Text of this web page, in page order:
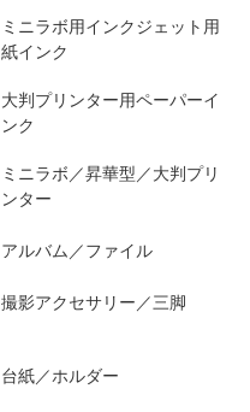
ミニラボ用インクジェット用
紙インク
大判プリンター用ペーパーイ
ンク
ミニラボ／昇華型／大判プリ
ンター
アルバム／ファイル
撮影アクセサリー／三脚
台紙／ホルダー